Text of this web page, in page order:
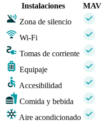
Instalaciones
MAV
Zona de silencio
Wi-Fi
Tomas de corriente
Equipaje
Accesibilidad
Comida y bebida
Aire acondicionado